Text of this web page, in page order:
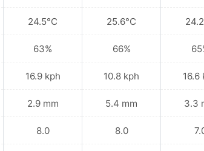
24.5°C
63%
16.9 kph
2.9 mm
8.0
25.6°C
66%
10.8 kph
5.4 mm
8.0
16.6
3.3